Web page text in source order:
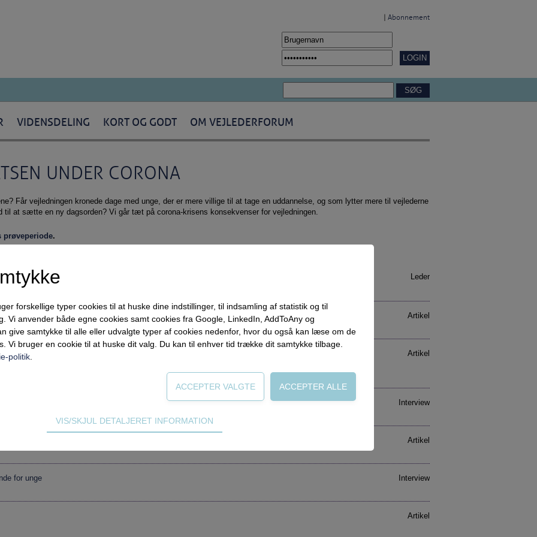
Abonnement
VIDENSDELING KORT OG GODT OM VEJLEDERFORUM
UNDER CORONA
Får vejledningen kronede dage med unge, der er mere villige til at tage en uddannelse, og som lytter mere til vejlederne
til at sætte en ny dagsorden? Vi går tæt på corona-krisens konsekvenser for vejledningen.
prøveperiode.
Leder
corona-tid Artikel
under COVID-19 Artikel
Interview
indre bæredygtighed Artikel
for unge Interview
Artikel
forskellige typer cookies til at huske dine indstillinger, til indsamling af statistik og til
Vi anvender både egne cookies samt cookies fra Google, LinkedIn, AddToAny og
give samtykke til alle eller udvalgte typer af cookies nedenfor, hvor du også kan læse om de
Vi bruger en cookie til at huske dit valg. Du kan til enhver tid trække dit samtykke tilbage.
politik
for hjemmesidens grundlæggende funktioner som fx navigation, adgangskontrol
om antal besøg og hvordan hjemmesiden bruges.
VIS/SKJUL DETALJERET INFORMATION